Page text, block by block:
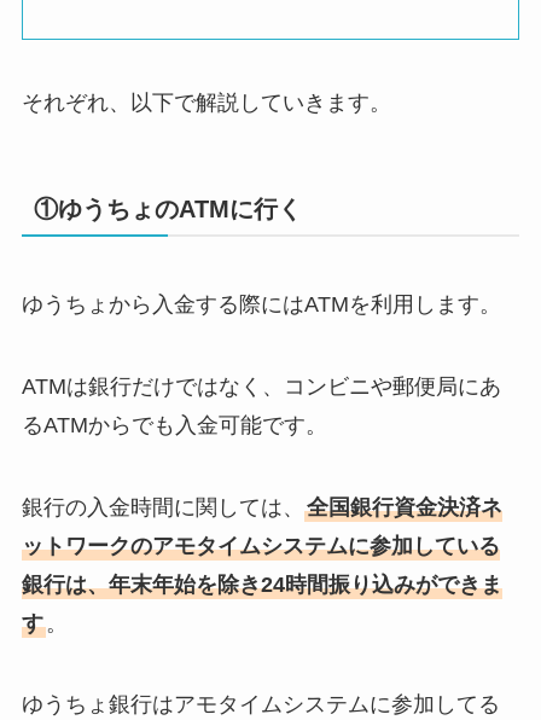
それぞれ、以下で解説していきます。
①ゆうちょのATMに行く
ゆうちょから入金する際にはATMを利用します。
ATMは銀行だけではなく、コンビニや郵便局にあ
るATMからでも入金可能です。
銀行の入金時間に関しては、 全国銀行資金決済ネ
ットワークのアモタイムシステムに参加している
銀行は、年末年始を除き24時間振り込みができま
す。
ゆうちょ銀行はアモタイムシステムに参加してる